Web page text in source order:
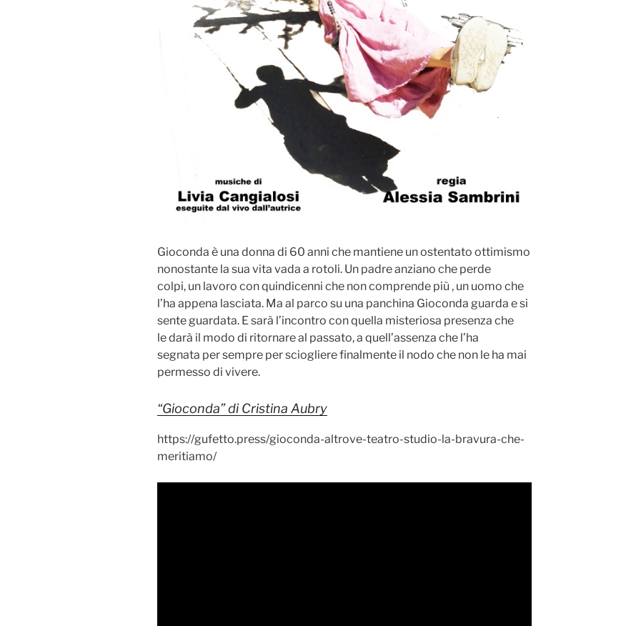
Gioconda è una donna di 60 anni che mantiene un ostentato ottimismo
nonostante la sua vita vada a rotoli. Un padre anziano che perde
colpi, un lavoro con quindicenni che non comprende più , un uomo che
l’ha appena lasciata. Ma al parco su una panchina Gioconda guarda e si
sente guardata. E sarà l’incontro con quella misteriosa presenza che
le darà il modo di ritornare al passato, a quell’assenza che l’ha
segnata per sempre per sciogliere finalmente il nodo che non le ha mai
permesso di vivere.
“Gioconda” di Cristina Aubry
https://gufetto.press/gioconda-altrove-teatro-studio-la-bravura-che-
meritiamo/